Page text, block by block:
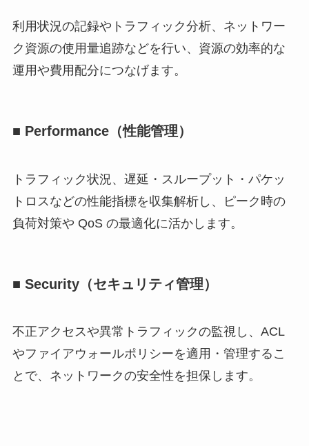
利用状況の記録やトラフィック分析、ネットワー
ク資源の使用量追跡などを行い、資源の効率的な
運用や費用配分につなげます。
■ Performance（性能管理）
トラフィック状況、遅延・スループット・パケッ
トロスなどの性能指標を収集解析し、ピーク時の
負荷対策や QoS の最適化に活かします。
■ Security（セキュリティ管理）
不正アクセスや異常トラフィックの監視し、ACL
やファイアウォールポリシーを適用・管理するこ
とで、ネットワークの安全性を担保します。